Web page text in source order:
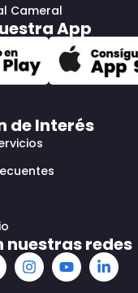
Cameral
App
de Interés
nuestras redes